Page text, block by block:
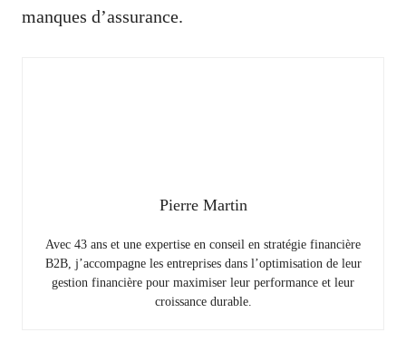
manques d’assurance.
Pierre Martin
Avec 43 ans et une expertise en conseil en stratégie financière
B2B, j’accompagne les entreprises dans l’optimisation de leur
gestion financière pour maximiser leur performance et leur
croissance durable.